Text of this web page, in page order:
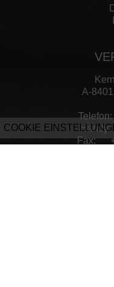
A-
Telefon:
Fax:
COOKIE